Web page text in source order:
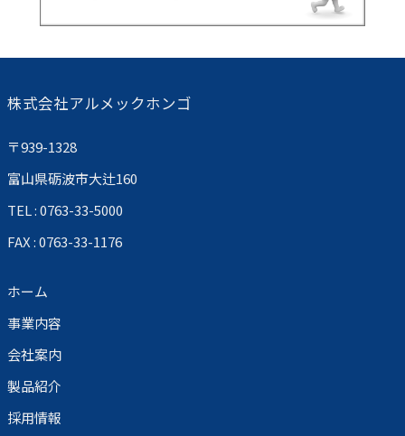
株式会社アルメックホンゴ
〒939-1328
富山県砺波市大辻160
TEL : 0763-33-5000
FAX : 0763-33-1176
ホーム
事業内容
会社案内
製品紹介
採用情報